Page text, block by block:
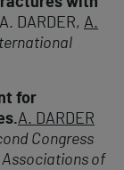
A. DARDER, A.
for
A. DARDER
Congress
of